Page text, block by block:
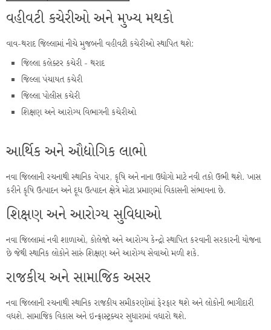
વહીવટી કચેરીઓ અને મુખ્ય મથકો
વાવ-થરાદ જિલ્લામાં નીચે મુજબની વહીવટી કચેરીઓ સ્થાપિત થશે:
જિલ્લા કલેક્ટર કચેરી - થરાદ
જિલ્લા પંચાયત કચેરી
જિલ્લા પોલીસ કચેરી
શિક્ષણ અને આરોગ્ય વિભાગની કચેરીઓ
આર્થિક અને ઔદ્યોગિક લાભો
નવા જિલ્લાની રચનાથી સ્થાનિક વેપાર, કૃષિ અને નાના ઉદ્યોગો માટે નવી તકો ઉભી થશે. ખાસ
કરીને કૃષિ ઉત્પાદન અને દૂધ ઉત્પાદન ક્ષેત્રે મોટા પ્રમાણમાં વિકાસની સંભાવના છે.
શિક્ષણ અને આરોગ્ય સુવિધાઓ
નવા જિલ્લામાં નવી શાળાઓ, કોલેજો અને આરોગ્ય કેન્દ્રો સ્થાપિત કરવાની સરકારની યોજના
છે જેથી સ્થાનિક લોકોને સારું શિક્ષણ અને આરોગ્ય સેવાઓ મળી શકે.
રાજકીય અને સામાજિક અસર
નવા જિલ્લાની રચનાથી સ્થાનિક રાજકીય સમીકરણોમાં ફેરફાર થશે અને લોકોની ભાગીદારી
વધશે. સામાજિક વિકાસ અને ઇન્ફ્રાસ્ટ્રક્ચર સુધારામાં વધારો થશે.